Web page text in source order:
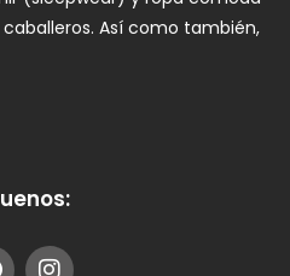
Así como también,